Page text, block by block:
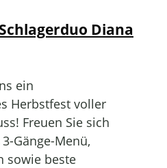
Diana
ein
Herbstfest voller
Freuen Sie sich
Gänge-Menü,
sowie beste